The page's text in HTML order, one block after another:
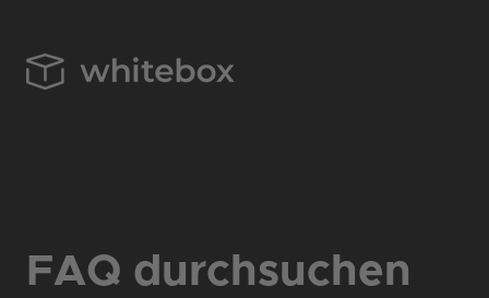
FAQ durchsuchen